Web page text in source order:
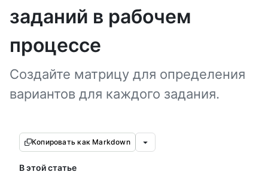
заданий в рабочем
процессе
Создайте матрицу для определения
вариантов для каждого задания.
Копировать как Markdown
В этой статье